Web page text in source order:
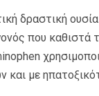
δραστική
που καθιστά
και με